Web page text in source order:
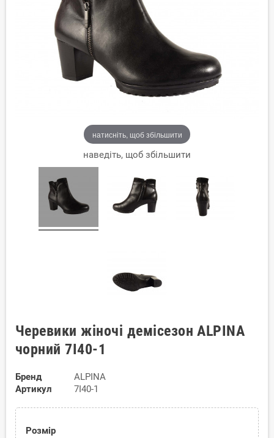
натисніть, щоб збільшити
наведіть, щоб збільшити
Черевики жіночі демісезон ALPINA
чорний 7I40-1
Бренд
ALPINA
Артикул
7I40-1
Розмір